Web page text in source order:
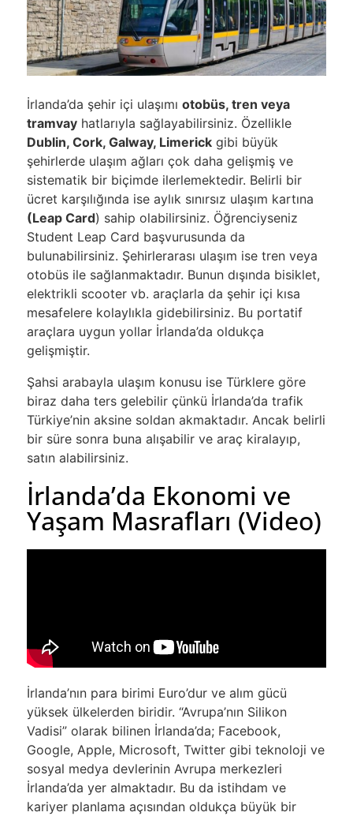
İrlanda’da şehir içi ulaşımı otobüs, tren veya
tramvay hatlarıyla sağlayabilirsiniz. Özellikle
Dublin, Cork, Galway, Limerick gibi büyük
şehirlerde ulaşım ağları çok daha gelişmiş ve
sistematik bir biçimde ilerlemektedir. Belirli bir
ücret karşılığında ise aylık sınırsız ulaşım kartına
(Leap Card) sahip olabilirsiniz. Öğrenciyseniz
Student Leap Card başvurusunda da
bulunabilirsiniz. Şehirlerarası ulaşım ise tren veya
otobüs ile sağlanmaktadır. Bunun dışında bisiklet,
elektrikli scooter vb. araçlarla da şehir içi kısa
mesafelere kolaylıkla gidebilirsiniz. Bu portatif
araçlara uygun yollar İrlanda’da oldukça
gelişmiştir.
Şahsi arabayla ulaşım konusu ise Türklere göre
biraz daha ters gelebilir çünkü İrlanda’da trafik
Türkiye’nin aksine soldan akmaktadır. Ancak belirli
bir süre sonra buna alışabilir ve araç kiralayıp,
satın alabilirsiniz.
İrlanda’da Ekonomi ve
Yaşam Masrafları (Video)
İrlanda’nın para birimi Euro’dur ve alım gücü
yüksek ülkelerden biridir. “Avrupa’nın Silikon
Vadisi” olarak bilinen İrlanda’da; Facebook,
Google, Apple, Microsoft, Twitter gibi teknoloji ve
sosyal medya devlerinin Avrupa merkezleri
İrlanda’da yer almaktadır. Bu da istihdam ve
kariyer planlama açısından oldukça büyük bir